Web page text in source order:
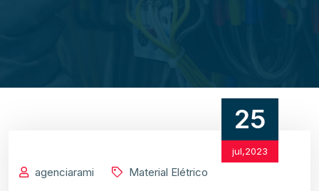
25
jul,2023
agenciarami Material Elétrico